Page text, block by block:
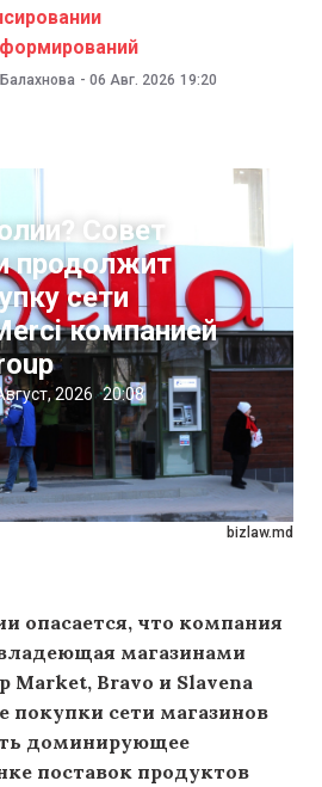
- 06 Авг. 2026 19:20
bizlaw.md
Совет
продолжит
сети
компанией
2026 20:08
опасается, что компания
магазинами
Market, Bravo и Slavena
покупки сети магазинов
доминирующее
поставок продуктов